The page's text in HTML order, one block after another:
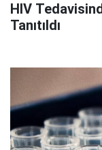
HIV
Tanıtıldı